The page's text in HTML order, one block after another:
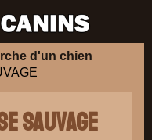
d'un chien
SAUVAGE